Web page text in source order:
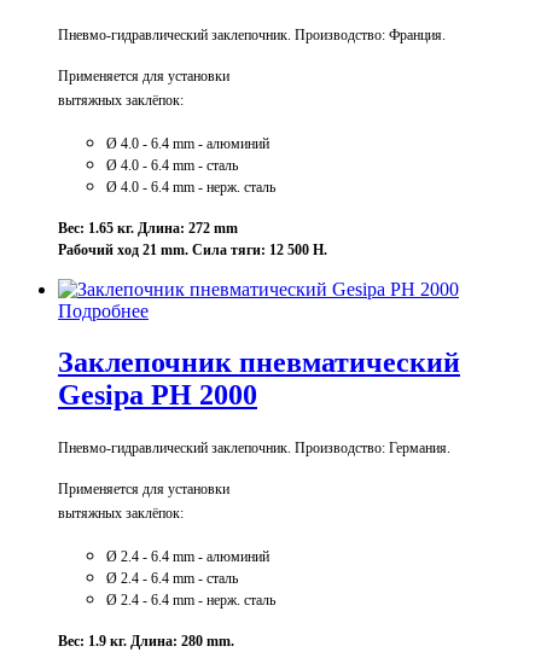
Пневмо-гидравлический заклепочник. Производство: Франция.
Применяется для установки
вытяжных заклёпок:
Ø 4.0 - 6.4 mm - алюминий
Ø 4.0 - 6.4 mm - сталь
Ø 4.0 - 6.4 mm - нерж. сталь
Вес: 1.65 кг. Длина: 272 mm
Рабочий ход 21 mm. Сила тяги: 12 500 Н.
Подробнее
Заклепочник пневматический
Gesipa PH 2000
Пневмо-гидравлический заклепочник. Производство: Германия.
Применяется для установки
вытяжных заклёпок:
Ø 2.4 - 6.4 mm - алюминий
Ø 2.4 - 6.4 mm - сталь
Ø 2.4 - 6.4 mm - нерж. сталь
Вес: 1.9 кг. Длина: 280 mm.